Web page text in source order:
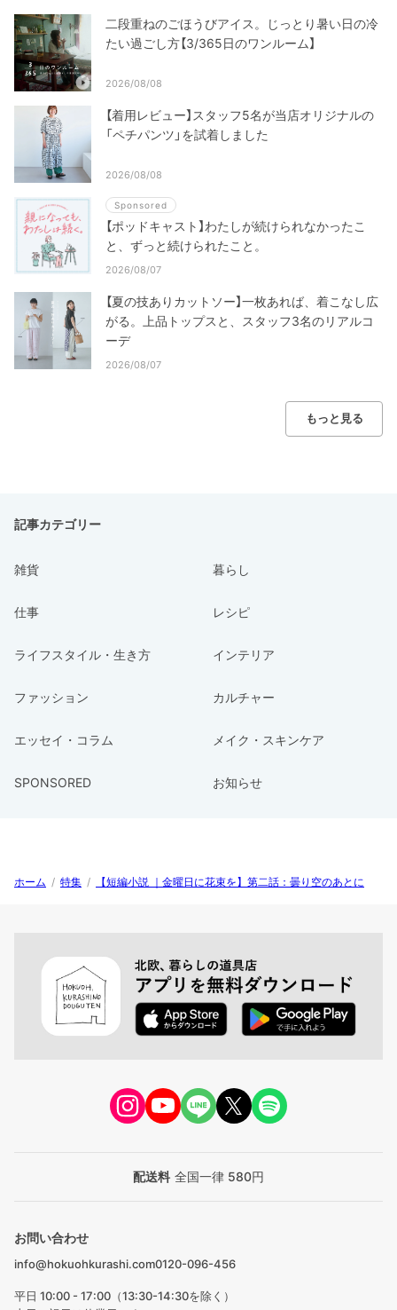
二段重ねのごほうびアイス。じっとり暑い日の冷
たい過ごし方【3/365日のワンルーム】
2026/08/08
【着用レビュー】スタッフ5名が当店オリジナルの
「ペチパンツ」を試着しました
2026/08/08
Sponsored
【ポッドキャスト】わたしが続けられなかったこ
と、ずっと続けられたこと。
2026/08/07
【夏の技ありカットソー】一枚あれば、着こなし広
がる。上品トップスと、スタッフ3名のリアルコ
ーデ
2026/08/07
もっと見る
記事カテゴリー
雑貨 暮らし
仕事 レシピ
ライフスタイル・生き方 インテリア
ファッション カルチャー
エッセイ・コラム メイク・スキンケア
SPONSORED お知らせ
ホーム / 特集 / 【短編小説 ｜金曜日に花束を】第二話：曇り空のあとに
配送料 全国一律 580円
お問い合わせ
info@hokuohkurashi.com0120-096-456
平日 10:00 - 17:00（13:30-14:30を除く）